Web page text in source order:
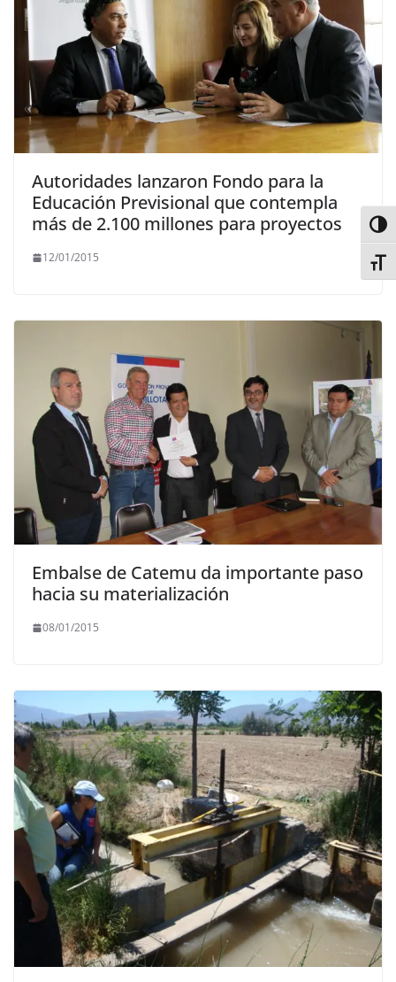
Autoridades lanzaron Fondo para la
Educación Previsional que contempla
más de 2.100 millones para proyectos
12/01/2015
Embalse de Catemu da importante paso
hacia su materialización
08/01/2015